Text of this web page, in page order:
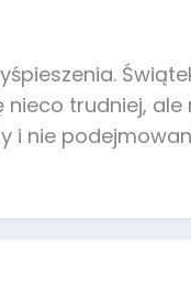
trudniej,
i nie